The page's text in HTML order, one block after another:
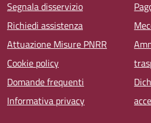
Segnala disservizio
Richiedi assistenza
Attuazione Misure PNRR
Cookie policy
Domande frequenti
Informativa privacy